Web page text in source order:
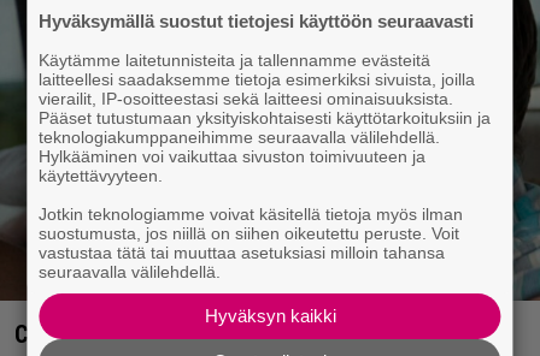
Clint Eastwood näytti Kevin Costnerille kaapin
Hyväksymällä suostut tietojesi käyttöön seuraavasti
Käytämme laitetunnisteita ja tallennamme evästeitä
laitteellesi saadaksemme tietoja esimerkiksi sivuista, joilla
vierailit, IP-osoitteestasi sekä laitteesi ominaisuuksista.
Pääset tutustumaan yksityiskohtaisesti käyttötarkoituksiin ja
teknologiakumppaneihimme seuraavalla välilehdellä.
Hylkääminen voi vaikuttaa sivuston toimivuuteen ja
käytettävyyteen.
Jotkin teknologiamme voivat käsitellä tietoja myös ilman
suostumusta, jos niillä on siihen oikeutettu peruste. Voit
vastustaa tätä tai muuttaa asetuksiasi milloin tahansa
seuraavalla välilehdellä.
Hyväksyn kaikki